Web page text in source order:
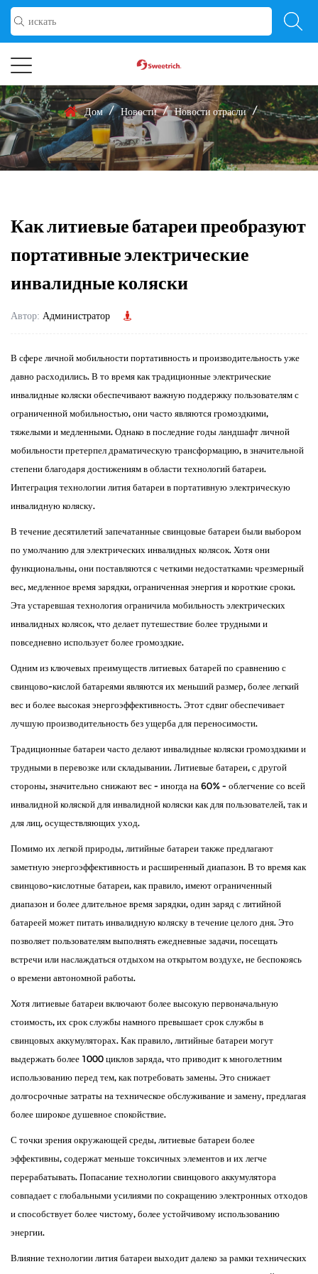
Дом / Новости / Новости отрасли /
Как литиевые батареи преобразуют
портативные электрические
инвалидные коляски
Автор: Администратор
В сфере личной мобильности портативность и производительность уже
давно расходились. В то время как традиционные электрические
инвалидные коляски обеспечивают важную поддержку пользователям с
ограниченной мобильностью, они часто являются громоздкими,
тяжелыми и медленными. Однако в последние годы ландшафт личной
мобильности претерпел драматическую трансформацию, в значительной
степени благодаря достижениям в области технологий батареи.
Интеграция технологии лития батареи в портативную электрическую
инвалидную коляску.
В течение десятилетий запечатанные свинцовые батареи были выбором
по умолчанию для электрических инвалидных колясок. Хотя они
функциональны, они поставляются с четкими недостатками: чрезмерный
вес, медленное время зарядки, ограниченная энергия и короткие сроки.
Эта устаревшая технология ограничила мобильность электрических
инвалидных колясок, что делает путешествие более трудными и
повседневно использует более громоздкие.
Одним из ключевых преимуществ литиевых батарей по сравнению с
свинцово-кислой батареями являются их меньший размер, более легкий
вес и более высокая энергоэффективность. Этот сдвиг обеспечивает
лучшую производительность без ущерба для переносимости.
Традиционные батареи часто делают инвалидные коляски громоздкими и
трудными в перевозке или складывании. Литиевые батареи, с другой
стороны, значительно снижают вес - иногда на 60% - облегчение со всей
инвалидной коляской для инвалидной коляски как для пользователей, так и
для лиц, осуществляющих уход.
Помимо их легкой природы, литийные батареи также предлагают
заметную энергоэффективность и расширенный диапазон. В то время как
свинцово-кислотные батареи, как правило, имеют ограниченный
диапазон и более длительное время зарядки, один заряд с литийной
батареей может питать инвалидную коляску в течение целого дня. Это
позволяет пользователям выполнять ежедневные задачи, посещать
встречи или наслаждаться отдыхом на открытом воздухе, не беспокоясь
о времени автономной работы.
Хотя литиевые батареи включают более высокую первоначальную
стоимость, их срок службы намного превышает срок службы в
свинцовых аккумуляторах. Как правило, литийные батареи могут
выдержать более 1000 циклов заряда, что приводит к многолетним
использованию перед тем, как потребовать замены. Это снижает
долгосрочные затраты на техническое обслуживание и замену, предлагая
более широкое душевное спокойствие.
С точки зрения окружающей среды, литиевые батареи более
эффективны, содержат меньше токсичных элементов и их легче
перерабатывать. Попасание технологии свинцового аккумулятора
совпадает с глобальными усилиями по сокращению электронных отходов
и способствует более чистому, более устойчивому использованию
энергии.
Влияние технологии лития батареи выходит далеко за рамки технических